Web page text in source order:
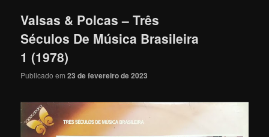
Valsas & Polcas – Três
Séculos De Música Brasileira
1 (1978)
Publicado em23 de fevereiro de 2023